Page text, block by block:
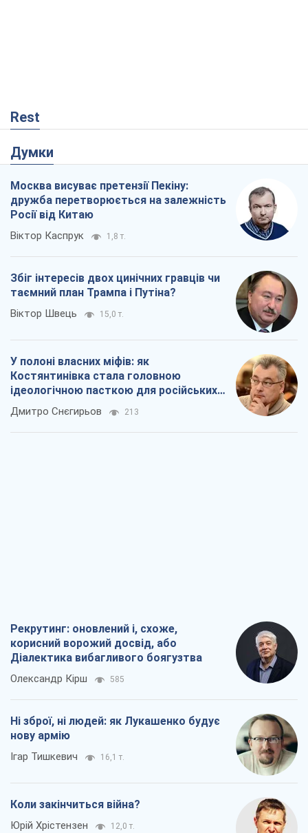
Rest
Думки
Москва висуває претензії Пекіну:
дружба перетворюється на залежність
Росії від Китаю
Віктор Каспрук 1,8 т.
Збіг інтересів двох цинічних гравців чи
таємний план Трампа і Путіна?
Віктор Швець 15,0 т.
У полоні власних міфів: як
Костянтинівка стала головною
ідеологічною пасткою для російських
окупантів
Дмитро Снєгирьов 213
Рекрутинг: оновлений і, схоже,
корисний ворожий досвід, або
Діалектика вибагливого боягузтва
Олександр Кірш 585
Ні зброї, ні людей: як Лукашенко будує
нову армію
Ігар Тишкевич 16,1 т.
Коли закінчиться війна?
Юрій Хрістензен 12,0 т.